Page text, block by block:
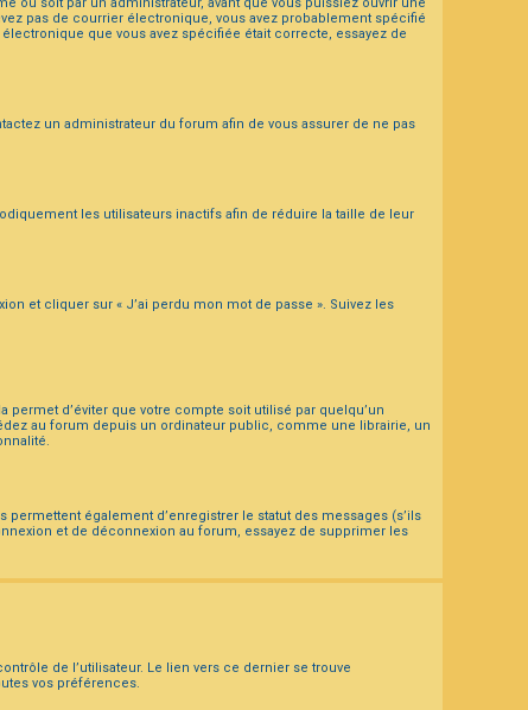
pas de courrier électronique, vous avez probablement spécifié
que vous avez spécifiée était correcte, essayez de
un administrateur du forum afin de vous assurer de ne pas
les utilisateurs inactifs afin de réduire la taille de leur
et cliquer sur « J’ai perdu mon mot de passe ». Suivez les
d’éviter que votre compte soit utilisé par quelqu’un
au forum depuis un ordinateur public, comme une librairie, un
également d’enregistrer le statut des messages (s’ils
et de déconnexion au forum, essayez de supprimer les
de l’utilisateur. Le lien vers ce dernier se trouve
vos préférences.